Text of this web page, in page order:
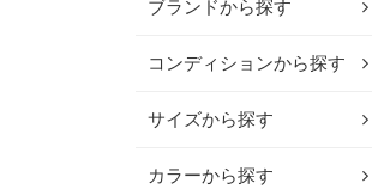
ブランドから探す
コンディションから探す
サイズから探す
カラーから探す